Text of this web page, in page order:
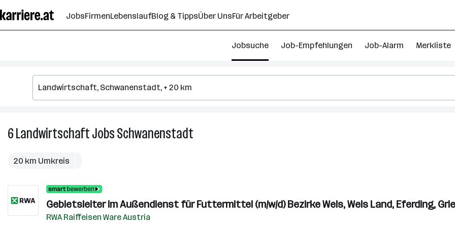
Seiteninhalt
springen
JobsFirmenLebenslaufBlog & TippsÜber UnsFür Arbeitgeber
Jobsuche Job-Empfehlungen Job-Alarm Merkliste
6LandwirtschaftJobsSchwanenstadt
20 km Umkreis
Gebietsleiter im Außendienst für Futtermittel (m/w/d) Bezirke Wels, Wels Land, Eferding,
RWA Raiffeisen Ware Austria